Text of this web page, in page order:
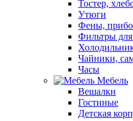
Тостер,
Утюги
Фены,
Фильтры
Чайники,
Часы
Мебель
Вешалки
Гостиные
Детская